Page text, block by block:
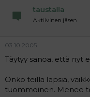
taustalla
Aktiivinen jäsen
03.10.2005
Täytyy sanoa, että nyt
Onko teillä lapsia,
tuommoinen. Menee